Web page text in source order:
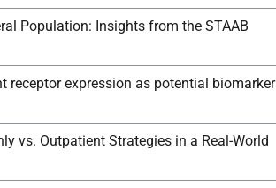
Population: Insights from the STAAB
expression as potential biomarker
vs. Outpatient Strategies in a Real-World